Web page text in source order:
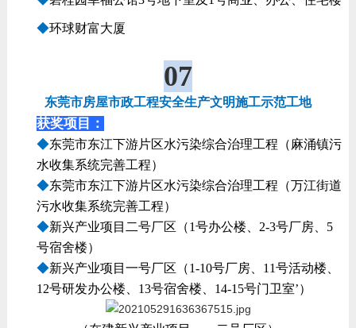
◆环球财富大厦
07
东莞市房屋市政工程安全生产文明施工示范工地
获奖项目：
◆东莞市东江下游片区水污染综合治理工程（麻涌镇污
水收集系统完善工程）
◆东莞市东江下游片区水污染综合治理工程（万江街道
污水收集系统完善工程）
◆新兴产业项目二号厂区（1号办公楼、2-3号厂房、5
号宿舍楼）
◆新兴产业项目一号厂区（1-10号厂房、11号活动楼、
12号研发办公楼、13号宿舍楼、14-15号门卫室’）